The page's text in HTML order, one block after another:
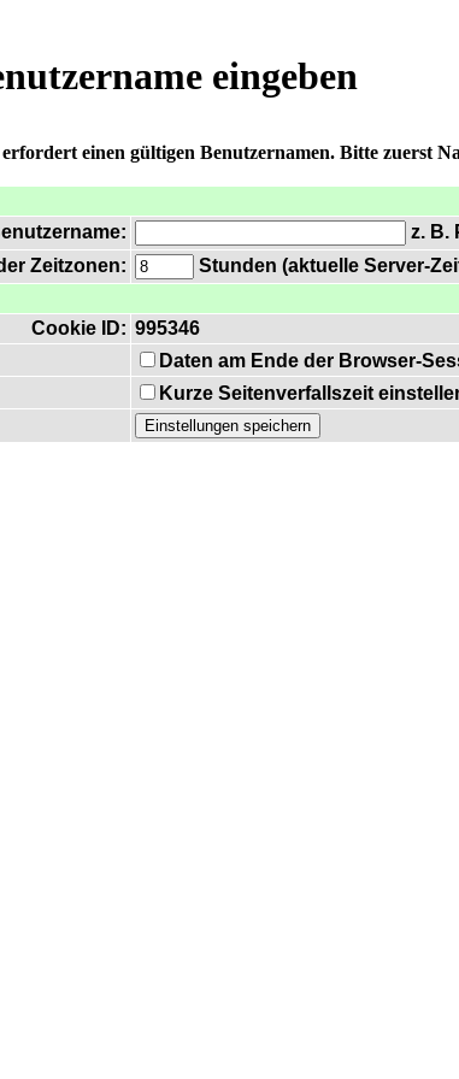
eingeben
einen gültigen Benutzernamen. Bitte zuerst
z. B.
Zeitzonen:
Stunden (aktuelle Server-
Cookie ID: 995346
Daten am Ende der Browser-
Kurze Seitenverfallszeit